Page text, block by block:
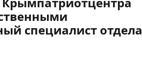
специалист отдела